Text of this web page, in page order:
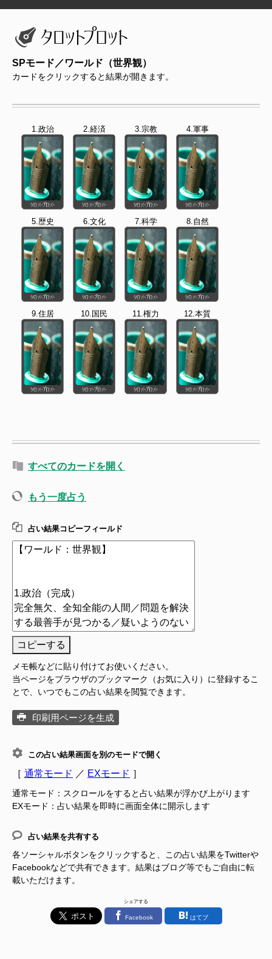
SPモード／ワールド（世界観）
カードをクリックすると結果が開きます。
1.政治 2.経済 3.宗教 4.軍事
5.歴史 6.文化 7.科学 8.自然
9.住居 10.国民 11.権力 12.本質
すべてのカードを開く
もう一度占う
占い結果コピーフィールド
コピーする
メモ帳などに貼り付けてお使いください。
当ページをブラウザのブックマーク（お気に入り）に登録するこ
とで、いつでもこの占い結果を閲覧できます。
印刷用ページを生成
この占い結果画面を別のモードで開く
［ 通常モード ／ EXモード ］
通常モード：スクロールをすると占い結果が浮かび上がります
EXモード：占い結果を即時に画面全体に開示します
占い結果を共有する
各ソーシャルボタンをクリックすると、この占い結果をTwitterや
Facebookなどで共有できます。結果はブログ等でもご自由に転
載いただけます。
シェアする
Facebook はてブ